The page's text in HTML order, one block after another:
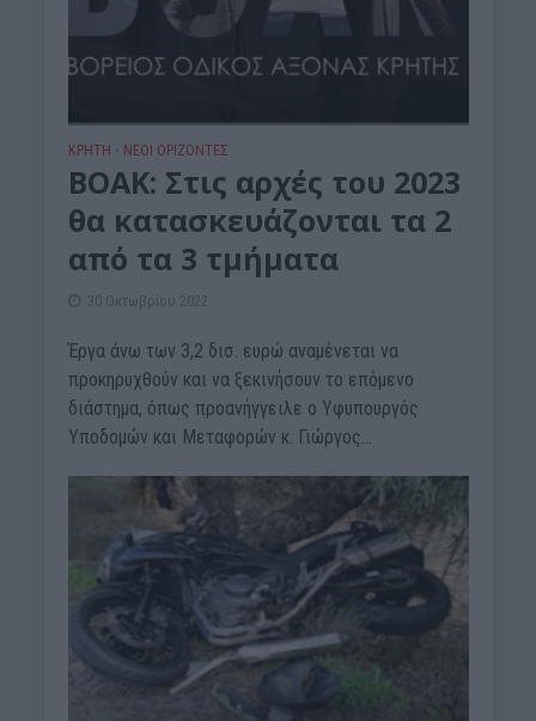
ΚΡΗΤΗ • ΝΕΟΙ ΟΡΙΖΟΝΤΕΣ
ΒΟΑΚ: Στις αρχές του 2023
θα κατασκευάζονται τα 2
από τα 3 τμήματα
30 Οκτωβρίου 2022
Έργα άνω των 3,2 δισ. ευρώ αναμένεται να
προκηρυχθούν και να ξεκινήσουν το επόμενο
διάστημα, όπως προανήγγειλε ο Υφυπουργός
Υποδομών και Μεταφορών κ. Γιώργος...